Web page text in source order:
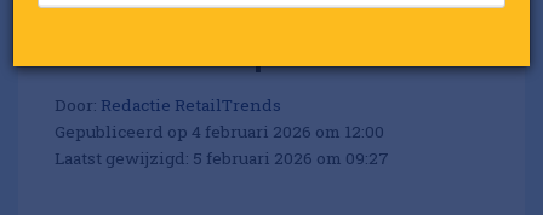
Door: Redactie RetailTrends
Gepubliceerd op 4 februari 2026 om 12:00
Laatst gewijzigd: 5 februari 2026 om 09:27